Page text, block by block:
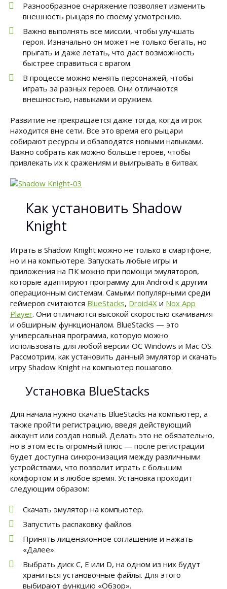
Разнообразное снаряжение позволяет изменить
внешность рыцаря по своему усмотрению.
Важно выполнять все миссии, чтобы улучшать
героя. Изначально он может не только бегать, но
прыгать и даже летать, что даст возможность
быстрее справиться с врагом.
В процессе можно менять персонажей, чтобы
играть за разных героев. Они отличаются
внешностью, навыками и оружием.
Развитие не прекращается даже тогда, когда игрок
находится вне сети. Все это время его рыцари
собирают ресурсы и обзаводятся новыми навыками.
Важно собрать как можно больше героев, чтобы
привлекать их к сражениям и выигрывать в битвах.
Как установить Shadow
Knight
Играть в Shadow Knight можно не только в смартфоне,
но и на компьютере. Запускать любые игры и
приложения на ПК можно при помощи эмуляторов,
которые адаптируют программу для Android к другим
операционным системам. Самыми популярными среди
геймеров считаются BlueStacks, Droid4X и Nox App
Player. Они отличаются высокой скоростью скачивания
и обширным функционалом. BlueStacks — это
универсальная программа, которую можно
использовать для любой версии ОС Windows и Mac OS.
Рассмотрим, как установить данный эмулятор и скачать
игру Shadow Knight на компьютер пошагово.
Установка BlueStacks
Для начала нужно скачать BlueStacks на компьютер, а
также пройти регистрацию, введя действующий
аккаунт или создав новый. Делать это не обязательно,
но в этом есть огромный плюс — после регистрации
будет доступна синхронизация между различными
устройствами, что позволит играть с большим
комфортом и в любое время. Установка проходит
следующим образом:
Скачать эмулятор на компьютер.
Запустить распаковку файлов.
Принять лицензионное соглашение и нажать
«Далее».
Выбрать диск C, Е или D, на одном из них будут
храниться установочные файлы. Для этого
выбирают функцию «Обзор».